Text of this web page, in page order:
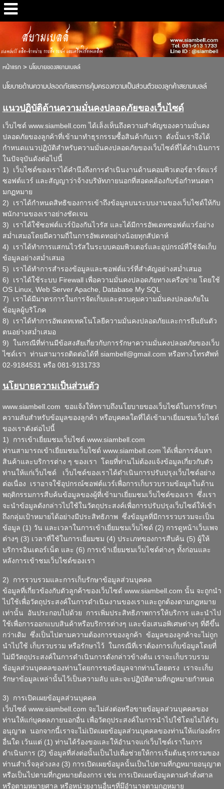
สยามเบลล์
siambell ผลิต-จำหน่าย กระดิ่ง ระฆัง และเครื่องใช้ทองเหลือง
หน้าแรก> นโยบายของสยามเบลล์
นโยบายด้านความปลอดภัยและการคุ้มครองความเป็นส่วนตัวของลูกค้าสยามเบลล์
แนวปฏิบัติด้านความมั่นคงปลอดภัยของเว็บไซด์
เว็บไซด์ www.siambell.com ได้เล็งเห็นถึงความสำคัญของความมั่นคง
ปลอดภัยของลูกค้าที่เข้ามาทำธุรกรรมซื้อสินค้ากับเรา ดังนั้นเราจึงได้
กำหนดแนวปฏิบัติสำหรับความมั่นคงปลอดภัยของเว็บไซด์ที่ได้ดำเนินการ
ในปัจจุบันดังต่อไปนี้
1) เว็บไซด์ของเราได้คำนึงถึงการดำเนินงานด้านคอมพิวเตอร์ฮาร์ดแวร์
ซอฟต์แวร์ และสัญญาว่าจ้างบริษัทภายนอกที่สอดคล้องกับข้อกำหนดตา
มกฏหมาย
2) เราได้กำหนดสิทธิของการเข้าถึงข้อมูลบนระบบงานของเว็บไซด์ให้กับ
พนักงานของเราอย่างชัดเจน
3) เราได้ใช้ซอฟต์แวร์ป้องกันไวรัส และได้มีการอัพเดทซอฟต์แวร์อย่าง
สม่ำเสมอโดยมีความถี่ในการอัพเดทอย่างน้อยทุกสัปดาห์
4) เราได้ทำการแสกนไวรัสในระบบคอมพิวเตอร์และอุปกรณ์ที่ใช้จัดเก็บ
ข้อมูลอย่างสม่ำเสมอ
5) เราได้ทำการสำรองข้อมูลและซอฟต์แวร์ที่สำคัญอย่างสม่ำเสมอ
6) เราได้ใช้ระบบ Firewall เพื่อความมั่นคงปลอดภัยทางเครือข่าย โดยใช้
OS Linux, Web Server Apache, Database My SQL
7) เราได้มีมาตรการในการจัดเก็บและควบคุมความมั่นคงปลอดภัยใน
ข้อมูลผู้บริโภค
8) เราได้ทำการอัพเดทเทคโนโลยีความมั่นคงปลอดภัยและการยืนยันตัว
ตนอย่างสม่ำเสมอ
9) ในกรณีที่ท่านมีข้อสงสัยเกี่ยวกับการรักษาความมั่นคงปลอดภัยของเว็บ
ไซด์เรา ท่านสามารถติดต่อได้ที่ siambell@gmail.com หรือทางโทรศัพท์
02-9184531 หรือ 081-9131733
นโยบายความเป็นส่วนตัว
www.siambell.com ขอแจ้งให้ทราบถึงนโยบายของเว็บไซด์ในการรักษา
ความลับสำหรับข้อมูลของลูกค้า หรือบุคคลใดที่ได้เข้ามาเยี่ยมชมเว็บไซด์
ของเราดังต่อไปนี้
1) การเข้าเยี่ยมชมเว็บไซด์ www.siambell.com
ท่านสามารถเข้าเยี่ยมชมเว็บไซด์ www.siambell.com ได้เพื่่อการค้นหา
สินค้าและบริการต่าง ๆ ของเรา โดยที่่ท่านไม่ต้องแจ้งข้อมูลเกี่ยวกับตัว
ท่านให้แก่เว็บไซด์ เว็บไซด์ของเราได้ดำเนินการปรับปรุงเว็บไซด์อย่าง
ต่อเนื่อง เราอาจใช้อุปกรณ์ซอฟต์แวร์เพื่่อการเก็บรวบรวมข้อมูลในด้าน
พฤติกรรมการสืบค้นข้อมูลของผู้ที่่เข้ามาเยี่ยมชมเว็บไซด์ของเรา ซึ่่งเรา
จะนำข้อมูลดังกล่าวไปใช้ในวัตถุประสงค์เพื่่อการปรับปรุงเว็บไซด์ให้เข้า
ถึงกลุ่มเป้าหมายได้อย่างมีประสิทธิภาพ ซึ่งข้อมูลที่มีการรวบรวมจะเป็น
ข้อมูล (1) วัน และเวลาในการเข้าเยี่ยมชมเว็บไซด์ (2) การดูหน้าเว็บเพจ
ต่างๆ (3) เวลาที่ใช้ในการเยี่ยมชม (4) ประเภทของการสืบค้น (5) ผู้ให้
บริการอินเตอร์เน็ต และ (6) การเข้าเยี่่ยมชมเว็บไซด์ต่างๆ ทั้งก่อนและ
หลังการเข้าชมเว็บไซด์ของเรา
2) การรวบรวมและการเก็บรักษาข้อมูลส่วนบุคคล
ข้อมูลที่เกี่ยวข้องกับตัวลูกค้าของเว็บไซด์ www.siambell.com นั้น จะถูกนำ
ไปใช้เพื่่อวัตถุประสงค์ในการดำเนินงานของเราและถูกต้องตามกฏหมาย
เท่านั้น อันประกอบไปด้วย การเพิ่มประสิทธิภาพการให้บริการ และนำไป
ใช้เพื่อการออกแบบสินค้าหรือบริการต่างๆ และข้อเสนอพิเศษต่างๆ ที่่ดีขึ้น
กว่าเดิม ซึ่งเป็นไปตามความต้องการของลูกค้า ข้อมูลของลูกค้าจะไม่ถูก
นำไปใช้ เก็บรวบรวม หรือรักษาไว้ ในกรณีที่เราต้องการเก็บข้อมูลโดยที่่
ไม่มีวัตถุประสงค์ในการดำเนินการดังกล่าวข้างต้น เราจะเก็บรวบรวม
ข้อมูลส่วนบุคคลของท่านโดยการขอข้อมูลจากท่านโดยตรง เราจะเก็บ
รักษาข้อมูลเหล่านั้นไว้เป็นความลับ และจะปฏิบัติตามที่กฏหมายกำหนด
3) การเปิดเผยข้อมูลส่วนบุคคล
เว็บไซด์ www.siambell.com จะไม่ส่งต่อหรือขายข้อมูลส่วนบุคคลของ
ท่านให้แก่บุคคลภายนอกอื่่น เพื่อวัตถุประสงค์ในการนำไปใช้โดยไม่ได้รับ
อนุญาต นอกจากนี้เราจะไม่เปิดเผยข้อมูลส่วนบุคคลของท่านให้แก่องค์กร
อื่นใด เว้นแต่ (1) ท่านได้ร้องขอและให้อำนาจแก่เว็บไซด์เราในการ
ดำเนินการ (2) ข้อมูลที่ส่งต่อนั้นเป็นไปเพื่อช่วยให้การเริ่มต้นธุรกรรมของ
ท่านสำเร็จลุล่วงลง (3) การเปิดเผยข้อมูลนั้นเป็นไปตามที่กฏหมายอนุญาต
หรือเป็นไปตามที่กฏหมายต้องการ เช่น การเปิดเผยข้อมูลตามคำสั่งศาล
หรือตามหมายศาล หรือหน่วยงานอื่นๆที่มึอำนาจตามกฏหมาย